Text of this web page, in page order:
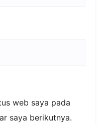
web saya pada
saya berikutnya.